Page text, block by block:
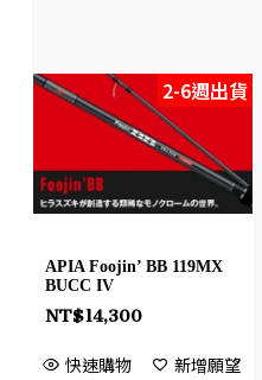
2-6週出貨
APIA Foojin’ BB 119MX
BUCC IV
NT$14,300
快速購物 新增願望